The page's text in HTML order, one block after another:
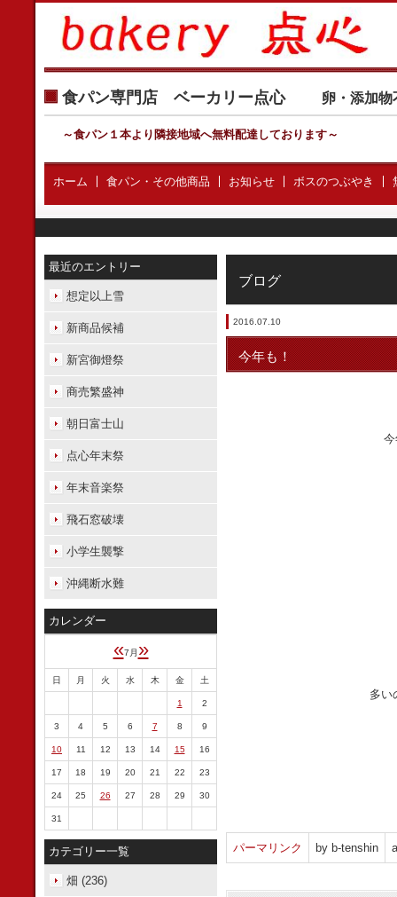
食パン専門店 ベーカリー点心 卵・添加
～食パン１本より隣接地域へ無料配達しております～
ホーム 食パン・その他商品 お知らせ ボスのつぶやき
ブログ
2016.07.10
今年も！
多い
パーマリンク by b-tenshin
最近のエントリー
想定以上雪
新商品候補
新宮御燈祭
商売繁盛神
朝日富士山
点心年末祭
年末音楽祭
飛石窓破壊
小学生襲撃
沖縄断水難
カレンダー
«7月 »
日 月 火 水 木 金 土
1 2
3 4 5 6 7 8 9
10 11 12 13 14 15 16
17 18 19 20 21 22 23
24 25 26 27 28 29 30
31
カテゴリー一覧
畑 (236)